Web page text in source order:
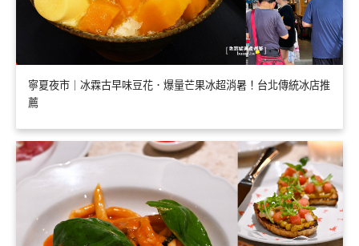
寧夏夜市｜冰霖古早味豆花．爆量芒果冰超消暑！台北傳統冰店推
薦